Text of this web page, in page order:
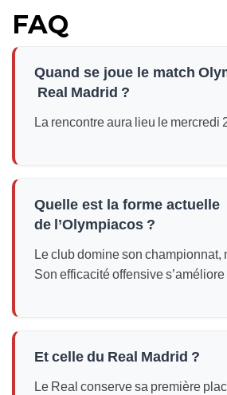
FAQ
Quand se joue le match
Real Madrid ?
La rencontre aura lieu le
Quelle est la forme actuelle
de l’Olympiacos ?
Le club domine son
Son efficacité offensive
Et celle du Real Madrid ?
Le Real conserve sa première